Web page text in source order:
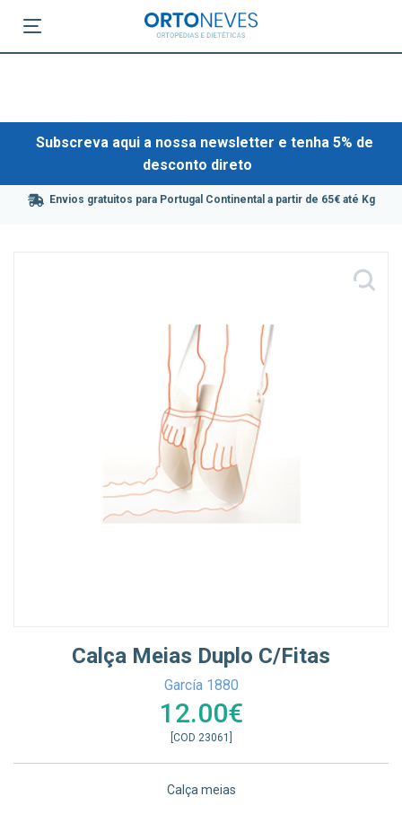
Subscreva aqui a nossa newsletter e tenha 5% de
desconto direto
Envios gratuitos para Portugal Continental a partir de 65€ até Kg
Calça Meias Duplo C/fitas
García 1880
12.00€
[COD 23061]
Calça meias